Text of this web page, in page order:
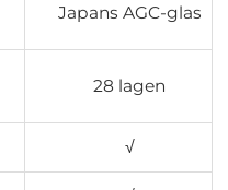
Japans AGC-glas
28 lagen
√